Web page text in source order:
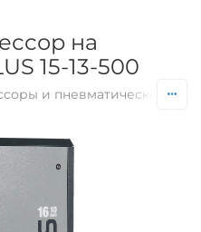
на
15-13-500
и пневматическое